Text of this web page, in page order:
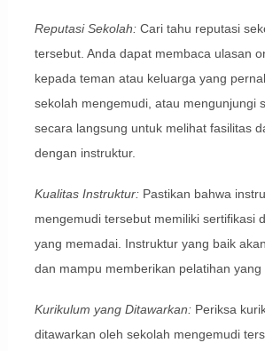
Reputasi Sekolah:Cari tahu reputasi
tersebut. Anda dapat membaca ulasan
kepada teman atau keluarga yang
sekolah mengemudi, atau mengunjungi
secara langsung untuk melihat fasilitas
dengan instruktur.
Kualitas Instruktur:Pastikan bahwa
mengemudi tersebut memiliki sertifikasi
yang memadai. Instruktur yang baik
dan mampu memberikan pelatihan yang
Kurikulum yang Ditawarkan:Periksa
ditawarkan oleh sekolah mengemudi